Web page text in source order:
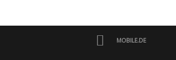
MOBILE.DE